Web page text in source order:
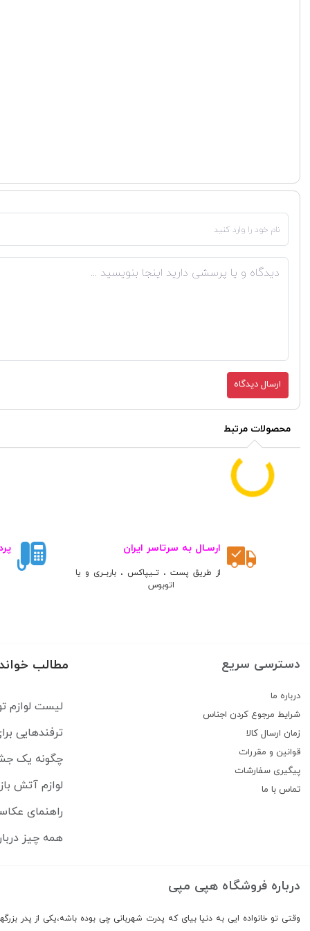
ارسال دیدگاه
محصولات مرتبط
ارسـال به سرتاسر ایران
از طریق پست ، تــیپاکس ، باربــری و یا
اتوبوس
دسترسی سریع
درباره ما
شرایط مرجوع کردن اجناس
زمان ارسال کالا
قوانین و مقررات
پیگیری سفارشات
تماس با ما
مطالب
لیست لوازم
ترفندهایی
چگونه یک
لوازم آتش
راهنمای
همه چيز
درباره فروشگاه هپی مپی
وقتی تو خانواده ایی به دنیا بیای که پدرت شهربانی چی بوده باشه،یکی از پدر